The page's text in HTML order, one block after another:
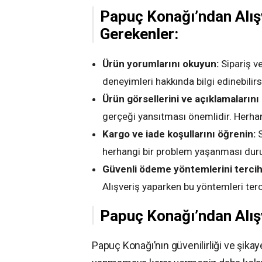
Papuç Konağı’ndan
Gerekenler:
Ürün yorumlarını okuyun: Sipariş
deneyimleri hakkında bilgi
Ürün görsellerini ve
gerçeği yansıtması önemlidir.
Kargo ve iade koşullarını öğrenin:
herhangi bir problem yaşanması
Güvenli ödeme yöntemlerini
Alışveriş yaparken bu yöntemleri
Papuç Konağı’ndan
Papuç Konağı’nın güvenilirliği ve